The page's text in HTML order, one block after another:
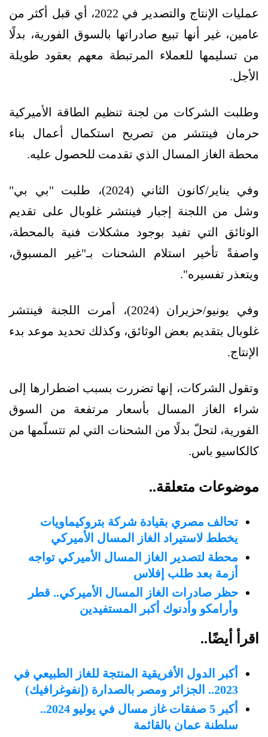
عمليات الإنتاج والتصدير في 2022، أي قبل أكثر من
عامين، غير أنها تبيع صادراتها بالسوق الفورية، بدلًا
من تسليمها للعملاء المرتبطة معهم بعقود طويلة
الأجل.
وطلبت الشركات من لجنة تنظيم الطاقة الأميركية
حرمان فينتشر من تصريح استكمال أعمال بناء
محطة الغاز المسال الذي تقدمت للحصول عليه.
وفي يناير/كانون الثاني (2024)، طلبت "بي بي"
وشل من اللجنة إجبار فينتشر غلوبال على تقديم
الوثائق التي تفيد بوجود مشكلات فنية بالمحطة،
واصفةً تأخير استلام الشحنات بـ"غير المسبوق،
ويتعذر تفسيره".
وفي يونيو/حزيران (2024)، أمرت اللجنة فينتشر
غلوبال بتقديم بعض الوثائق، وكذلك تحديد موعد بدء
الإنتاج.
وتقول الشركات، إنها تضررت بسبب اضطرارها إلى
شراء الغاز المسال بأسعار مرتفعة من السوق
الفورية، لتحلّ بدلًا من الشحنات التي لم تتسلّمها من
كالكاسيو باس.
موضوعات متعلقة..
تحالف مصري بقيادة شركة بتروكيماويات
يخطط لاستيراد الغاز المسال الأميركي
محطة لتصدير الغاز المسال الأميركي تواجه
أزمة بعد طلب إفلاس
حظر صادرات الغاز المسال الأميركي.. قطر
وأرامكو وأدنوك أكبر المستفيدين
اقرأ أيضًا..
أكبر الدول الأفريقية المنتجة للغاز الطبيعي في
2023.. الجزائر ومصر بالصدارة (إنفوغرافيك)
أكبر 5 صفقات غاز مسال في يوليو 2024..
سلطنة عمان بالقائمة